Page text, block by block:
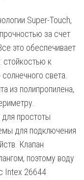
Super-Touch,
за счет
это обеспечивает
стойкостью к
света.
из полипропилена,
для простоты
для подключения
Клапан
поэтому воду
Intex 26644